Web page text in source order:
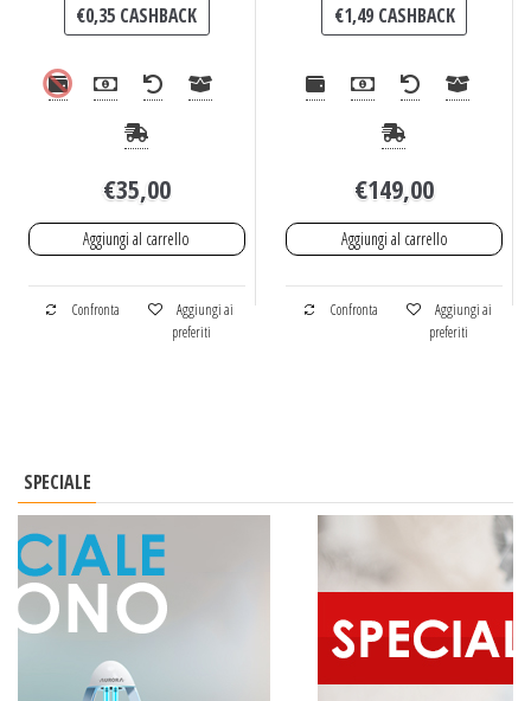
€0,35 CASHBACK
€35,00
Aggiungi al carrello
Confronta
Aggiungi ai
preferiti
€1,49CASHBACK
€149,00
Aggiungi al carrello
Confronta
Aggiungi ai
preferiti
SPECIALE